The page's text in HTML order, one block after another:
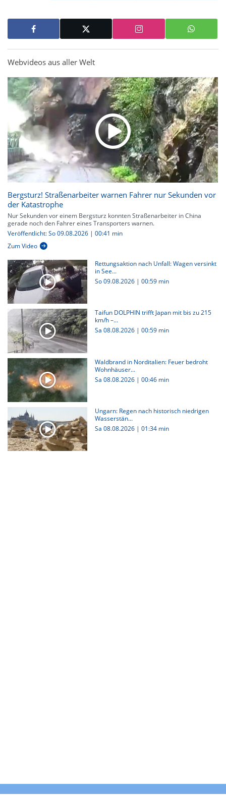
Webvideos aus aller Welt
Bergsturz! Straßenarbeiter warnen Fahrer nur Sekunden vor
der Katastrophe
Nur Sekunden vor einem Bergsturz konnten Straßenarbeiter in China
gerade noch den Fahrer eines Transporters warnen.
Veröffentlicht: So 09.08.2026 | 00:41 min
Zum Video
Rettungsaktion nach Unfall: Wagen versinkt
in See...
So 09.08.2026 | 00:59 min
Taifun DOLPHIN trifft Japan mit bis zu 215
km/h –...
Sa 08.08.2026 | 00:59 min
Waldbrand in Norditalien: Feuer bedroht
Wohnhäuser...
Sa 08.08.2026 | 00:46 min
Ungarn: Regen nach historisch niedrigen
Wasserstän...
Sa 08.08.2026 | 01:34 min